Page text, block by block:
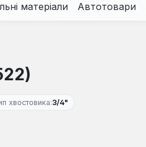
матеріали Автотовари
хвостовика:3/4"